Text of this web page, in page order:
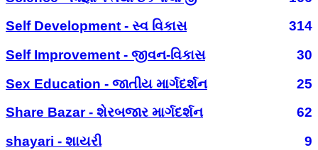
Self Development - સ્વ વિકાસ
314
Self Improvement - જીવન-વિકાસ
30
Sex Education - જાતીય માર્ગદર્શન
25
Share Bazar - શેરબજાર માર્ગદર્શન
62
shayari - શાયરી
9